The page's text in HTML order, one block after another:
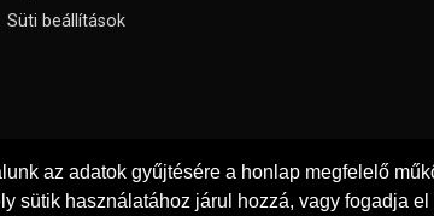
az adatok gyűjtésére a honlap megfelelő
sütik használatához járul hozzá, vagy fogadja
Süti beállítások
© Copyright 2026Padola Kft.Minden jog fenntartva!